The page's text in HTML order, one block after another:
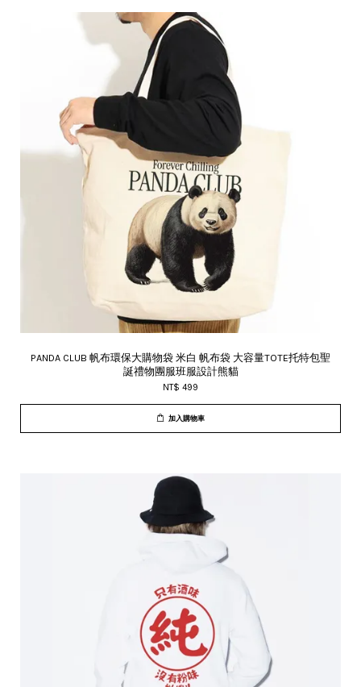
PANDA CLUB 帆布環保大購物袋 米白 帆布袋 大容量TOTE托特包聖
誕禮物團服班服設計熊貓
NT$ 499
加入購物車